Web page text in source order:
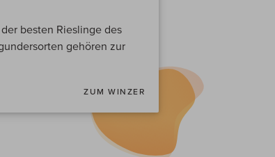
besten Rieslinge des
gehören zur
ZUM WINZER